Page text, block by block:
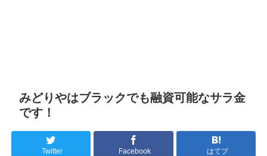
みどりやはブラックでも融資可能なサラ金
です！
Twitter Facebook はてブ